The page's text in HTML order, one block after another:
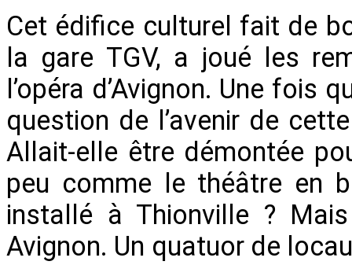
Cet édifice culturel fait de
la gare TGV, a joué les
l’opéra d’Avignon. Une fois
question de l’avenir de
Allait-elle être démontée
peu comme le théâtre en
installé à Thionville ?
Avignon. Un quatuor de